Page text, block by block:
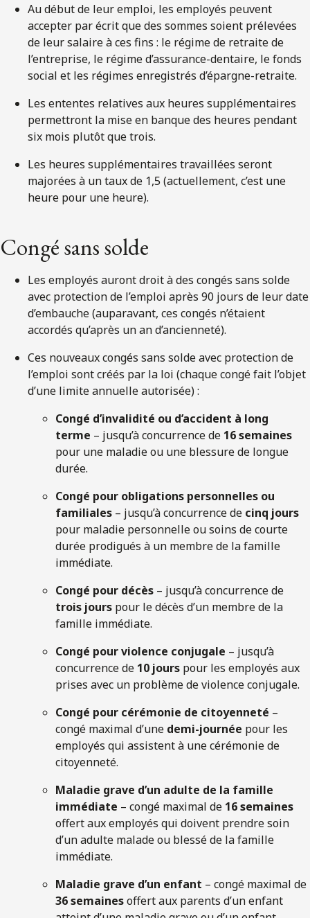
Au début de leur emploi, les employés peuvent
accepter par écrit que des sommes soient prélevées
de leur salaire à ces fins : le régime de retraite de
l’entreprise, le régime d’assurance-dentaire, le fonds
social et les régimes enregistrés d’épargne-retraite.
Les ententes relatives aux heures supplémentaires
permettront la mise en banque des heures pendant
six mois plutôt que trois.
Les heures supplémentaires travaillées seront
majorées à un taux de 1,5 (actuellement, c’est une
heure pour une heure).
Congé sans solde
Les employés auront droit à des congés sans solde
avec protection de l’emploi après 90 jours de leur date
d’embauche (auparavant, ces congés n’étaient
accordés qu’après un an d’ancienneté).
Ces nouveaux congés sans solde avec protection de
l’emploi sont créés par la loi (chaque congé fait l’objet
d’une limite annuelle autorisée) :
Congé d’invalidité ou d’accident à long
terme – jusqu’à concurrence de 16 semaines
pour une maladie ou une blessure de longue
durée.
Congé pour obligations personnelles ou
familiales – jusqu’à concurrence de cinq jours
pour maladie personnelle ou soins de courte
durée prodigués à un membre de la famille
immédiate.
Congé pour décès – jusqu’à concurrence de
trois jours pour le décès d’un membre de la
famille immédiate.
Congé pour violence conjugale – jusqu’à
concurrence de 10 jours pour les employés aux
prises avec un problème de violence conjugale.
Congé pour cérémonie de citoyenneté –
congé maximal d’une demi-journée pour les
employés qui assistent à une cérémonie de
citoyenneté.
Maladie grave d’un adulte de la famille
immédiate – congé maximal de 16 semaines
offert aux employés qui doivent prendre soin
d’un adulte malade ou blessé de la famille
immédiate.
Maladie grave d’un enfant – congé maximal de
36 semainesoffert aux parents d’un enfant